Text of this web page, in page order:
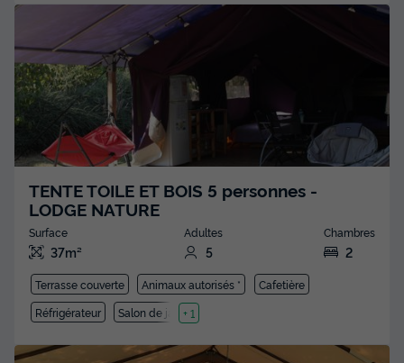
TENTE TOILE ET BOIS 5 personnes -
LODGE NATURE
Surface
37m²
Adultes
5
Chambres
2
Terrasse couverte Animaux autorisés *
Cafetière
Réfrigérateur
Salon de jardin
+ 1